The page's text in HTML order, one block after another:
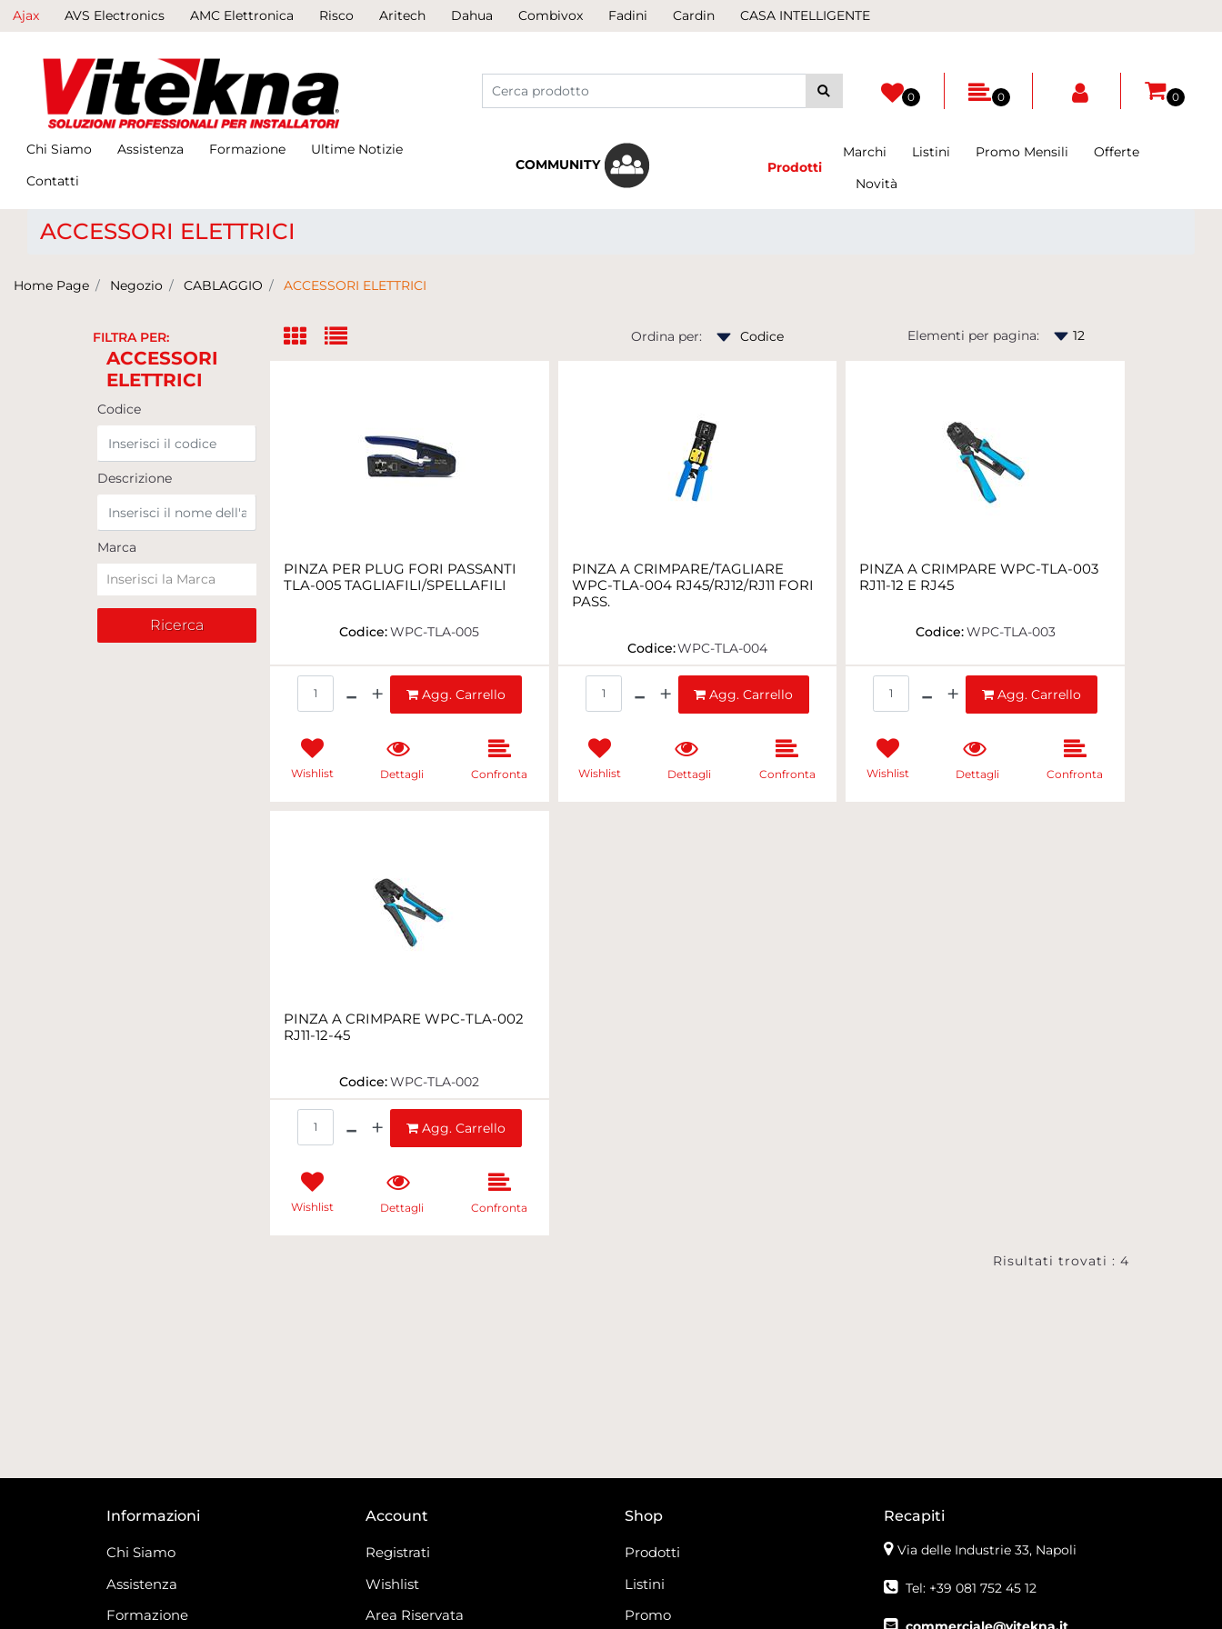
Ajax AVS Electronics AMC Elettronica Risco Aritech Dahua Combivox Fadini Cardin CASA INTELLIGENTE
0 0 0
Chi Siamo Assistenza Formazione
Ultime Notizie
Contatti
COMMUNITY Prodotti
Marchi Listini Promo Mensili
Offerte
Novità
ACCESSORI ELETTRICI
Home Page Negozio CABLAGGIO ACCESSORI ELETTRICI
FILTRA PER:
ACCESSORI
ELETTRICI
Codice
Descrizione
Marca
Ordina per: Elementi per pagina:
PINZA PER PLUG FORI PASSANTI
TLA-005 TAGLIAFILI/SPELLAFILI
Codice:WPC-TLA-005
Agg. Carrello
Wishlist Dettagli Confronta
PINZA A CRIMPARE/TAGLIARE
WPC-TLA-004 RJ45/RJ12/RJ11 FORI
PASS.
Codice:WPC-TLA-004
Agg. Carrello
Wishlist Dettagli Confronta
PINZA A CRIMPARE WPC-TLA-003
RJ11-12 E RJ45
Codice:WPC-TLA-003
Agg. Carrello
Wishlist Dettagli Confronta
PINZA A CRIMPARE WPC-TLA-002
RJ11-12-45
Codice:WPC-TLA-002
Agg. Carrello
Wishlist Dettagli Confronta
Risultati trovati : 4
Informazioni
Chi Siamo
Assistenza
Formazione
Account
Registrati
Wishlist
Area Riservata
Shop
Prodotti
Listini
Promo
Recapiti
Via delle Industrie 33, Napoli
Tel: +39 081 752 45 12